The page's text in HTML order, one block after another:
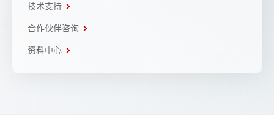
技术支持
合作伙伴咨询
资料中心